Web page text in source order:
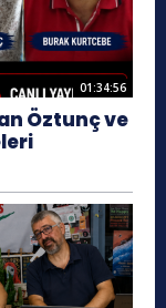
01:34:56
Öztunç ve